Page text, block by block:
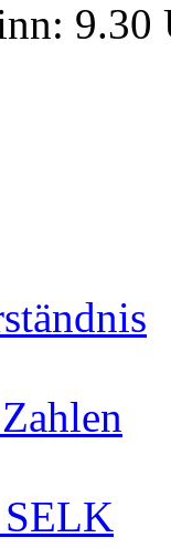
9.30
SELK